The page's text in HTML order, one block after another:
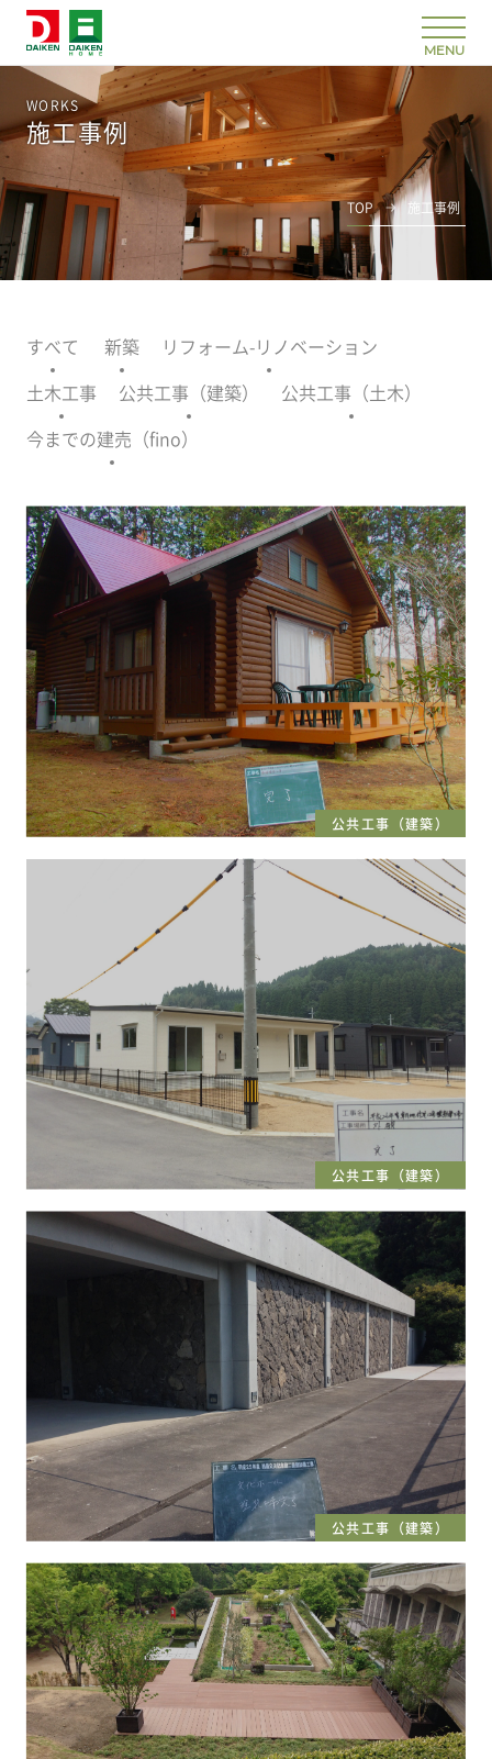
WORKS
施工事例
TOP 施工事例
すべて 新築 リフォーム-リノベーション
土木工事 公共工事（建築） 公共工事（土木）
今までの建売（fino）
公共工事（建築）
公共工事（建築）
公共工事（建築）